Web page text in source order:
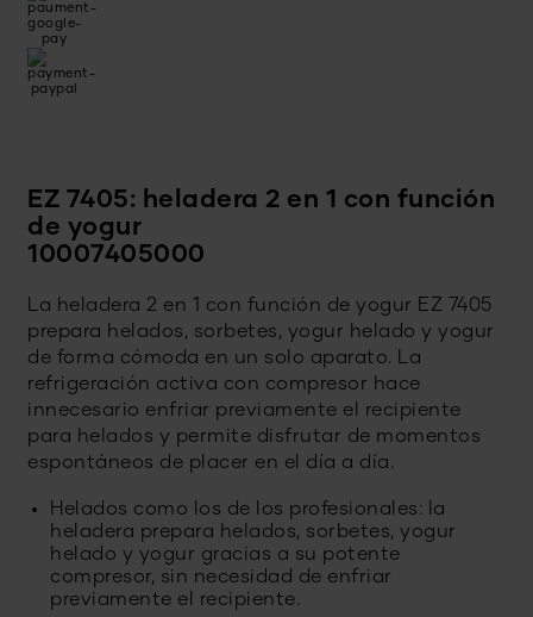
EZ 7405: heladera 2 en 1 con función
de yogur
10007405000
La heladera 2 en 1 con función de yogur EZ 7405
prepara helados, sorbetes, yogur helado y yogur
de forma cómoda en un solo aparato. La
refrigeración activa con compresor hace
innecesario enfriar previamente el recipiente
para helados y permite disfrutar de momentos
espontáneos de placer en el día a día.
Helados como los de los profesionales: la
heladera prepara helados, sorbetes, yogur
helado y yogur gracias a su potente
compresor, sin necesidad de enfriar
previamente el recipiente.